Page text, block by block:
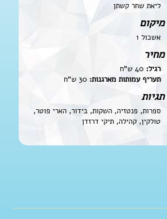
ליאת שחר קשתן
מיקום
אשכול 1
מחיר
רגיל:
תעריף עמותות מארגנות:
תגיות
ספרות, פנטזיה, השקות, בידור, הארי פוטר,
טולקין, קהילה, תיקי דרזדן